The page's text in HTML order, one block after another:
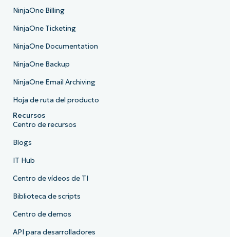
NinjaOne Billing
NinjaOne Ticketing
NinjaOne Documentation
NinjaOne Backup
NinjaOne Email Archiving
Hoja de ruta del producto
Recursos
Centro de recursos
Blogs
IT Hub
Centro de vídeos de TI
Biblioteca de scripts
Centro de demos
API para desarrolladores